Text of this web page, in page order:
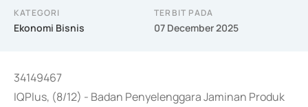
KATEGORI
Ekonomi Bisnis
TERBIT PADA
07 December 2025
34149467
IQPlus, (8/12) - Badan Penyelenggara Jaminan Produk